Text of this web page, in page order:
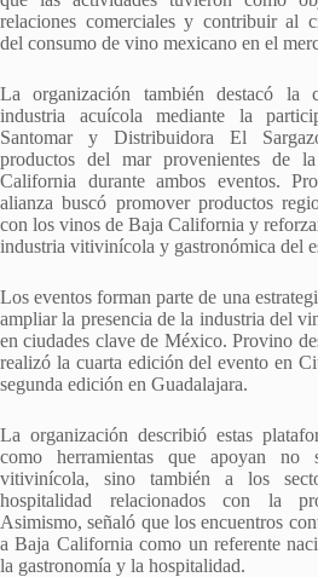
relaciones comerciales y contribuir al
del consumo de vino mexicano en el
La organización también destacó la
industria acuícola mediante la
Santomar y Distribuidora El
productos del mar provenientes de
California durante ambos eventos.
alianza buscó promover productos
con los vinos de Baja California y
industria vitivinícola y gastronómica del
Los eventos forman parte de una
ampliar la presencia de la industria del
en ciudades clave de México. Provino
realizó la cuarta edición del evento en
segunda edición en Guadalajara.
La organización describió estas
como herramientas que apoyan
vitivinícola, sino también a los
hospitalidad relacionados con la
Asimismo, señaló que los encuentros
a Baja California como un referente
la gastronomía y la hospitalidad.